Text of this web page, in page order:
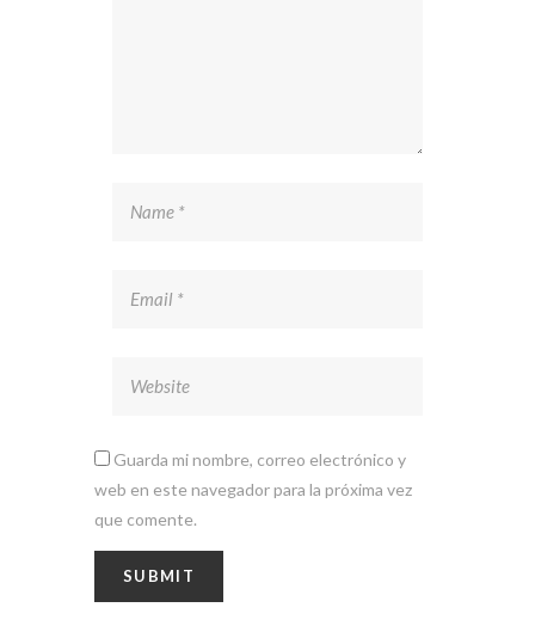
Guarda mi nombre, correo electrónico y
web en este navegador para la próxima vez
que comente.